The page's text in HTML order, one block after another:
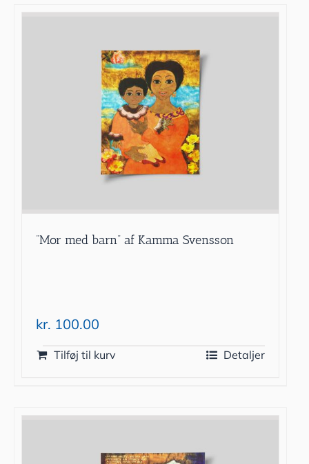
”Mor med barn” af Kamma Svensson
kr. 100.00
Tilføj til kurv Detaljer